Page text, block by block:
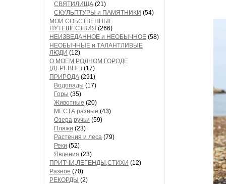
СВЯТИЛИЩА (21)
СКУЛЬПТУРЫ и ПАМЯТНИКИ (54)
МОИ СОБСТВЕННЫЕ
ПУТЕШЕСТВИЯ (266)
НЕИЗВЕДАННОЕ и НЕОБЫЧНОЕ (58)
НЕОБЫЧНЫЕ и ТАЛАНТЛИВЫЕ
ЛЮДИ (12)
О МОЕМ РОДНОМ ГОРОДЕ
(ДЕРЕВНЕ) (17)
ПРИРОДА (291)
Водопады (17)
Горы (35)
Животные (20)
МЕСТА разные (43)
Озера,ручьи (59)
Пляжи (23)
Растения и леса (79)
Реки (52)
Явления (23)
ПРИТЧИ,ЛЕГЕНДЫ,СТИХИ (12)
Разное (70)
РЕКОРДЫ (2)